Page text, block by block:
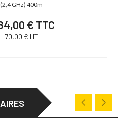
(2,4 GHz) 400m
€ TTC
70,00 € HT